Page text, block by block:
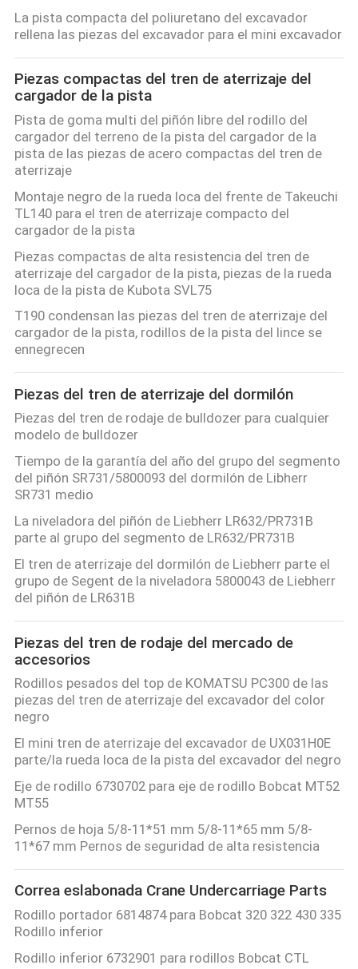
La pista compacta del poliuretano del excavador
rellena las piezas del excavador para el mini excavador
Piezas compactas del tren de aterrizaje del
cargador de la pista
Pista de goma multi del piñón libre del rodillo del
cargador del terreno de la pista del cargador de la
pista de las piezas de acero compactas del tren de
aterrizaje
Montaje negro de la rueda loca del frente de Takeuchi
TL140 para el tren de aterrizaje compacto del
cargador de la pista
Piezas compactas de alta resistencia del tren de
aterrizaje del cargador de la pista, piezas de la rueda
loca de la pista de Kubota SVL75
T190 condensan las piezas del tren de aterrizaje del
cargador de la pista, rodillos de la pista del lince se
ennegrecen
Piezas del tren de aterrizaje del dormilón
Piezas del tren de rodaje de bulldozer para cualquier
modelo de bulldozer
Tiempo de la garantía del año del grupo del segmento
del piñón SR731/5800093 del dormilón de Libherr
SR731 medio
La niveladora del piñón de Liebherr LR632/PR731B
parte al grupo del segmento de LR632/PR731B
El tren de aterrizaje del dormilón de Liebherr parte el
grupo de Segent de la niveladora 5800043 de Liebherr
del piñón de LR631B
Piezas del tren de rodaje del mercado de
accesorios
Rodillos pesados del top de KOMATSU PC300 de las
piezas del tren de aterrizaje del excavador del color
negro
El mini tren de aterrizaje del excavador de UX031H0E
parte/la rueda loca de la pista del excavador del negro
Eje de rodillo 6730702 para eje de rodillo Bobcat MT52
MT55
Pernos de hoja 5/8-11*51 mm 5/8-11*65 mm 5/8-
11*67 mm Pernos de seguridad de alta resistencia
Correa eslabonada Crane Undercarriage Parts
Rodillo portador 6814874 para Bobcat 320 322 430 335
Rodillo inferior
Rodillo inferior 6732901 para rodillos Bobcat CTL